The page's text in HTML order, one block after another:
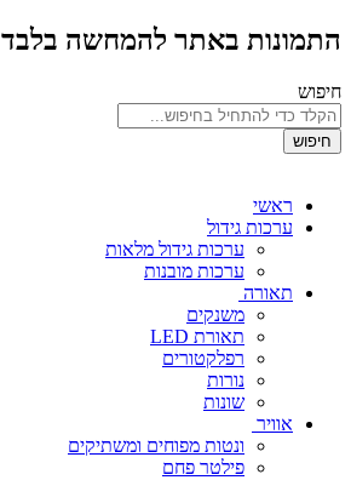
התמונות באתר להמחשה בלבד
חיפוש
חיפוש
ראשי
ערכות גידול
ערכות גידול מלאות
ערכות מובנות
תאורה
משנקים
תאורת LED
רפלקטורים
נורות
שונות
אוויר
ונטות מפוחים ומשתיקים
פילטר פחם